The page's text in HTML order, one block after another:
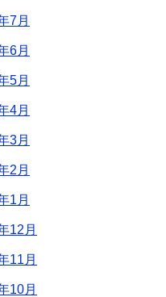
7月
6月
5月
4月
3月
2月
1月
12月
11月
10月